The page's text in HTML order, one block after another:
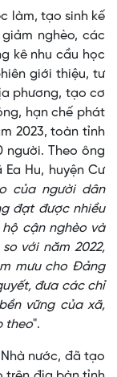
tạo sinh kế
nghèo, các
kê nhu cầu học
giới thiệu, tư
phương, tạo cơ
hạn chế phát
2023, toàn tỉnh
người. Theo ông
Hu, huyện Cư
của người dân
đạt được nhiều
cận nghèo và
với năm 2022,
mưu cho Đảng
đưa các chỉ
vững của xã,
theo".
nước, đã tạo